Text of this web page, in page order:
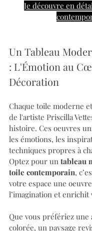
Je découvre en
Un Tableau
: L'Émotion au
Décoration
Chaque toile moderne
de l'artiste Priscilla
histoire. Ces oeuvres
les émotions, les
techniques propres à
Optez pour un tableau
toile contemporain,
votre espace une
l’imagination et enrichit
Que vous préfériez une
colorée, un paysage